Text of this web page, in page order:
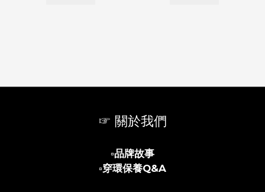
☞ 關於我們
▫️品牌故事
▫️穿環保養Q&A